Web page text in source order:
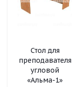
Стол для
преподавателя
угловой
«Альма-1»